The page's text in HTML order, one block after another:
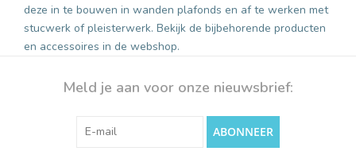
deze in te bouwen in wanden plafonds en af te werken met
stucwerk of pleisterwerk. Bekijk de bijbehorende producten
en accessoires in de webshop.
Meld je aan voor onze nieuwsbrief:
ABONNEER